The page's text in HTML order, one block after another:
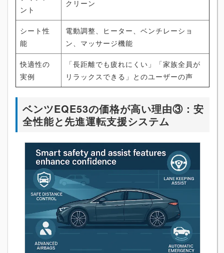
ント
クリーン
シート性
能
電動調整、ヒーター、ベンチレーショ
ン、マッサージ機能
快適性の
実例
「長距離でも疲れにくい」「家族全員が
リラックスできる」とのユーザーの声
ベンツEQE53の価格が高い理由③：安
全性能と先進運転支援システム